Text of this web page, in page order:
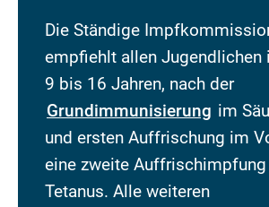
Die Ständige
empfiehlt allen Jugendlichen
9 bis 16 Jahren, nach der
Grundimmunisierung im
und ersten Auffrischung im
eine zweite
Tetanus. Alle weiteren